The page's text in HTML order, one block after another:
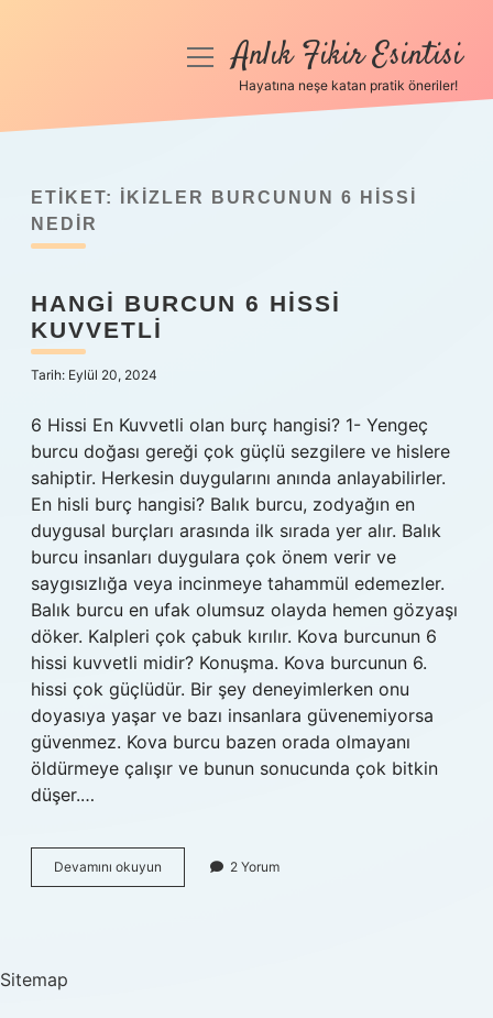
Anasayfa
Yasal Uyarı
menüyüAnlık Fikir Esintisi
Hayatına neşe katan pratik öneriler!
ETIKET:
İKIZLER BURCUNUN 6 HISSI
NEDIR
HANGI BURCUN 6 HISSI
KUVVETLI
Tarih: Eylül 20, 2024
6 Hissi En Kuvvetli olan burç hangisi? 1- Yengeç
burcu doğası gereği çok güçlü sezgilere ve hislere
sahiptir. Herkesin duygularını anında anlayabilirler.
En hisli burç hangisi? Balık burcu, zodyağın en
duygusal burçları arasında ilk sırada yer alır. Balık
burcu insanları duygulara çok önem verir ve
saygısızlığa veya incinmeye tahammül edemezler.
Balık burcu en ufak olumsuz olayda hemen gözyaşı
döker. Kalpleri çok çabuk kırılır. Kova burcunun 6
hissi kuvvetli midir? Konuşma. Kova burcunun 6.
hissi çok güçlüdür. Bir şey deneyimlerken onu
doyasıya yaşar ve bazı insanlara güvenemiyorsa
güvenmez. Kova burcu bazen orada olmayanı
öldürmeye çalışır ve bunun sonucunda çok bitkin
düşer.…
Devamını okuyun
Burcun
2 Yorum
Sitemap